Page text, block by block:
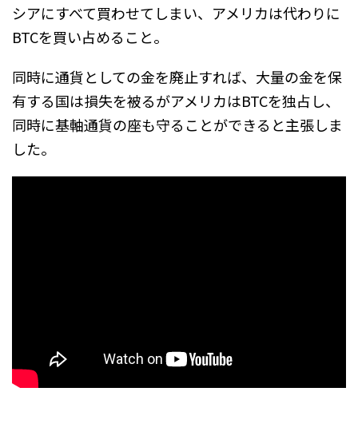
シアにすべて買わせてしまい、アメリカは代わりに
BTCを買い占めること。
同時に通貨としての金を廃止すれば、大量の金を保
有する国は損失を被るがアメリカはBTCを独占し、
同時に基軸通貨の座も守ることができると主張しま
した。